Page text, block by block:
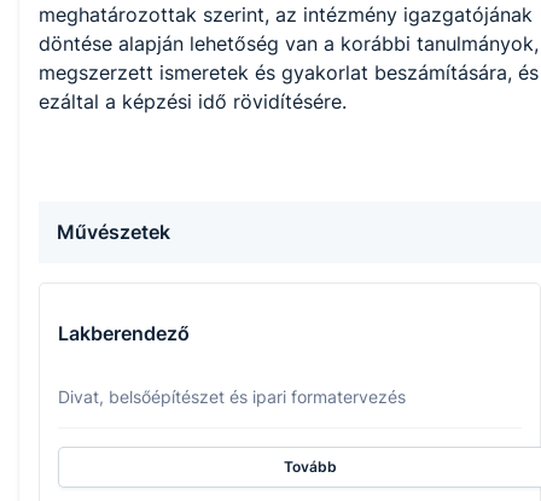
meghatározottak szerint, az intézmény igazgatójának
döntése alapján lehetőség van a korábbi tanulmányok,
megszerzett ismeretek és gyakorlat beszámítására, és
ezáltal a képzési idő rövidítésére.
Művészetek
Lakberendező
Divat, belsőépítészet és ipari formatervezés
Tovább